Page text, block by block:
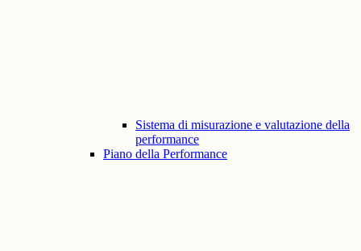
Sistema di misurazione e valutazione della
performance
Piano della Performance